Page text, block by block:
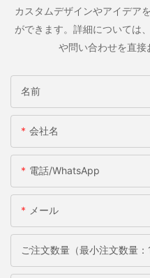
カスタムデザインやアイデア
ができます。詳細については
や問い合わせを直接
名前
会社名
電話/WhatsApp
メール
ご注文数量（最小注文数量：